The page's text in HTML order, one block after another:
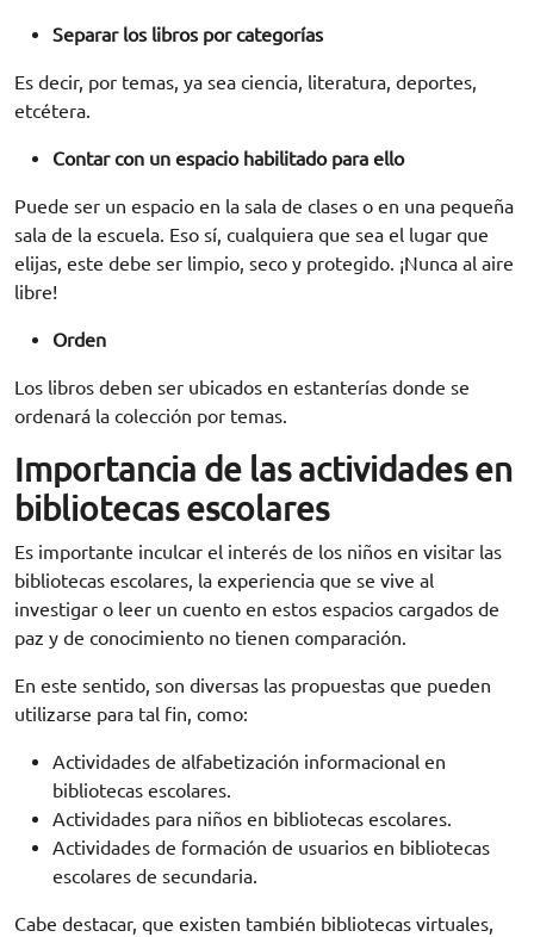
Separar los libros por categorías
Es decir, por temas, ya sea ciencia, literatura, deportes,
etcétera.
Contar con un espacio habilitado para ello
Puede ser un espacio en la sala de clases o en una pequeña
sala de la escuela. Eso sí, cualquiera que sea el lugar que
elijas, este debe ser limpio, seco y protegido. ¡Nunca al aire
libre!
Orden
Los libros deben ser ubicados en estanterías donde se
ordenará la colección por temas.
Importancia de las actividades en
bibliotecas escolares
Es importante inculcar el interés de los niños en visitar las
bibliotecas escolares, la experiencia que se vive al
investigar o leer un cuento en estos espacios cargados de
paz y de conocimiento no tienen comparación.
En este sentido, son diversas las propuestas que pueden
utilizarse para tal fin, como:
Actividades de alfabetización informacional en
bibliotecas escolares.
Actividades para niños en bibliotecas escolares.
Actividades de formación de usuarios en bibliotecas
escolares de secundaria.
Cabe destacar, que existen también bibliotecas virtuales,